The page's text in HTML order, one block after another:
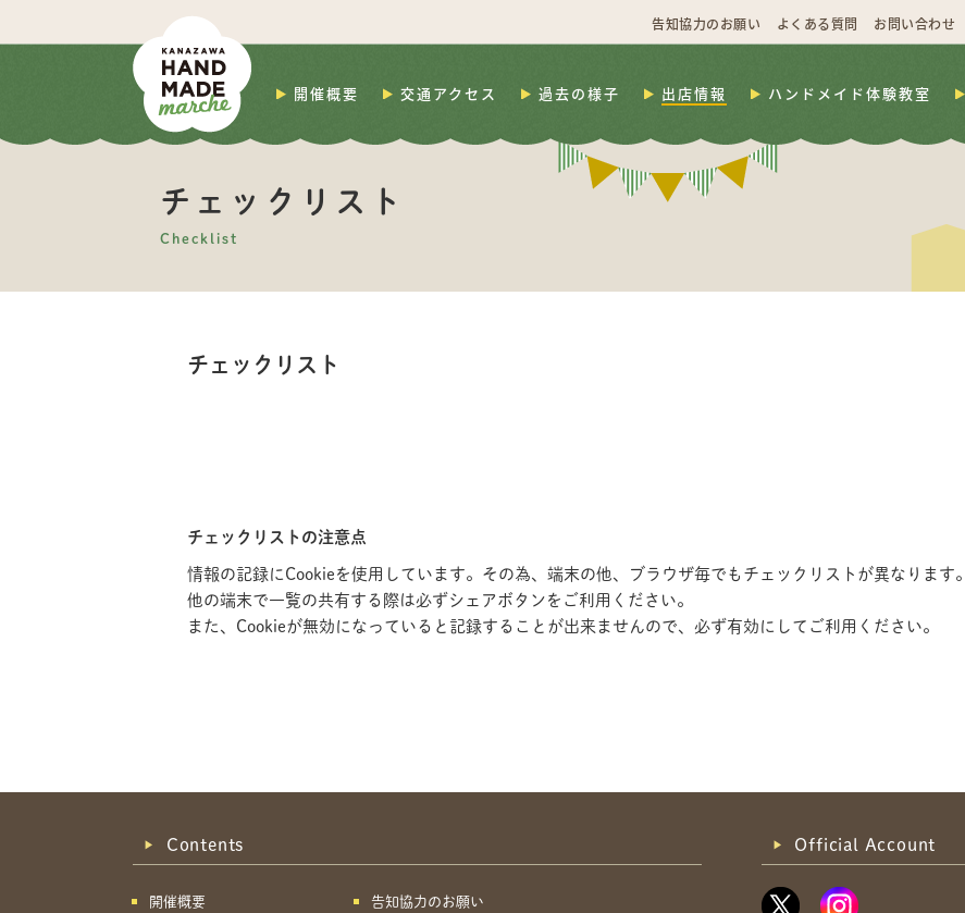
告知協力のお願い よくある質問 お問い合わせ
開催概要 交通アクセス 過去の様子 出店情報 ハンドメイド体験教室
チェックリスト
Checklist
チェックリスト
チェックリストの注意点
情報の記録にCookieを使用しています。その為、端末の他、ブラウザ毎でもチェックリストが異なります。
他の端末で一覧の共有する際は必ずシェアボタンをご利用ください。
また、Cookieが無効になっていると記録することが出来ませんので、必ず有効にしてご利用ください。
Contents
開催概要 告知協力のお願い
Official Account